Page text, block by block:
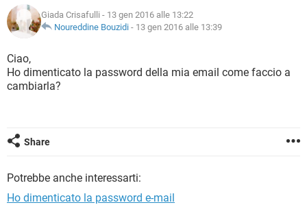
TIKTOK
HARDWARE
INSTAGRAM WHATSAPP
HARDWARE
INTRATTENIMENTO
iOS WINDOWS 10
INSTAGRAM
TIKTOK FACEBOOK
COVID-19 GAMING
iOS
INSTAGRAM
HARDWARE
GLOSSARIO
COVID-19
INTRATTENIMENTO ANDROID
TIKTOK
Giada Crisafulli - 13 gen 2016 alle 13:22
Noureddine Bouzidi - 13 gen 2016 alle 13:39
Ciao,
Ho dimenticato la password della mia email come faccio a
cambiarla?
Share
Potrebbe anche interessarti:
Ho dimenticato la password e-mail